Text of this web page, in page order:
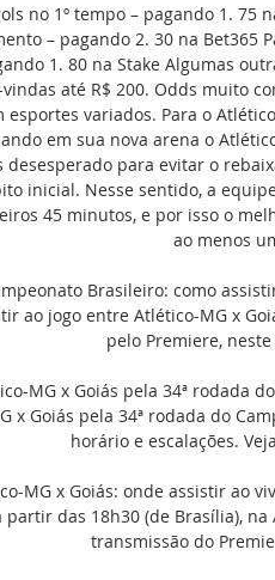
no 1º tempo – pagando 1. 75
– pagando 2. 30 na Bet365
1. 80 na Stake Algumas
vindas até R$ 200. Odds muito
esportes variados. Para o
em sua nova arena o
desesperado para evitar o
inicial. Nesse sentido, a
45 minutos, e por isso o
ao menos
Brasileiro: como
ao jogo entre Atlético-MG x
pelo Premiere,
MG x Goiás pela 34ª rodada
x Goiás pela 34ª rodada do
horário e escalações.
MG x Goiás: onde assistir ao
partir das 18h30 (de Brasília), na
transmissão do